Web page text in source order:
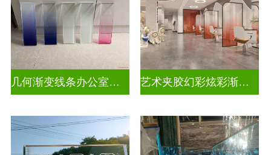
几何渐变线条办公室渐变装饰玻璃 艺术夹胶幻彩炫彩渐变玻璃